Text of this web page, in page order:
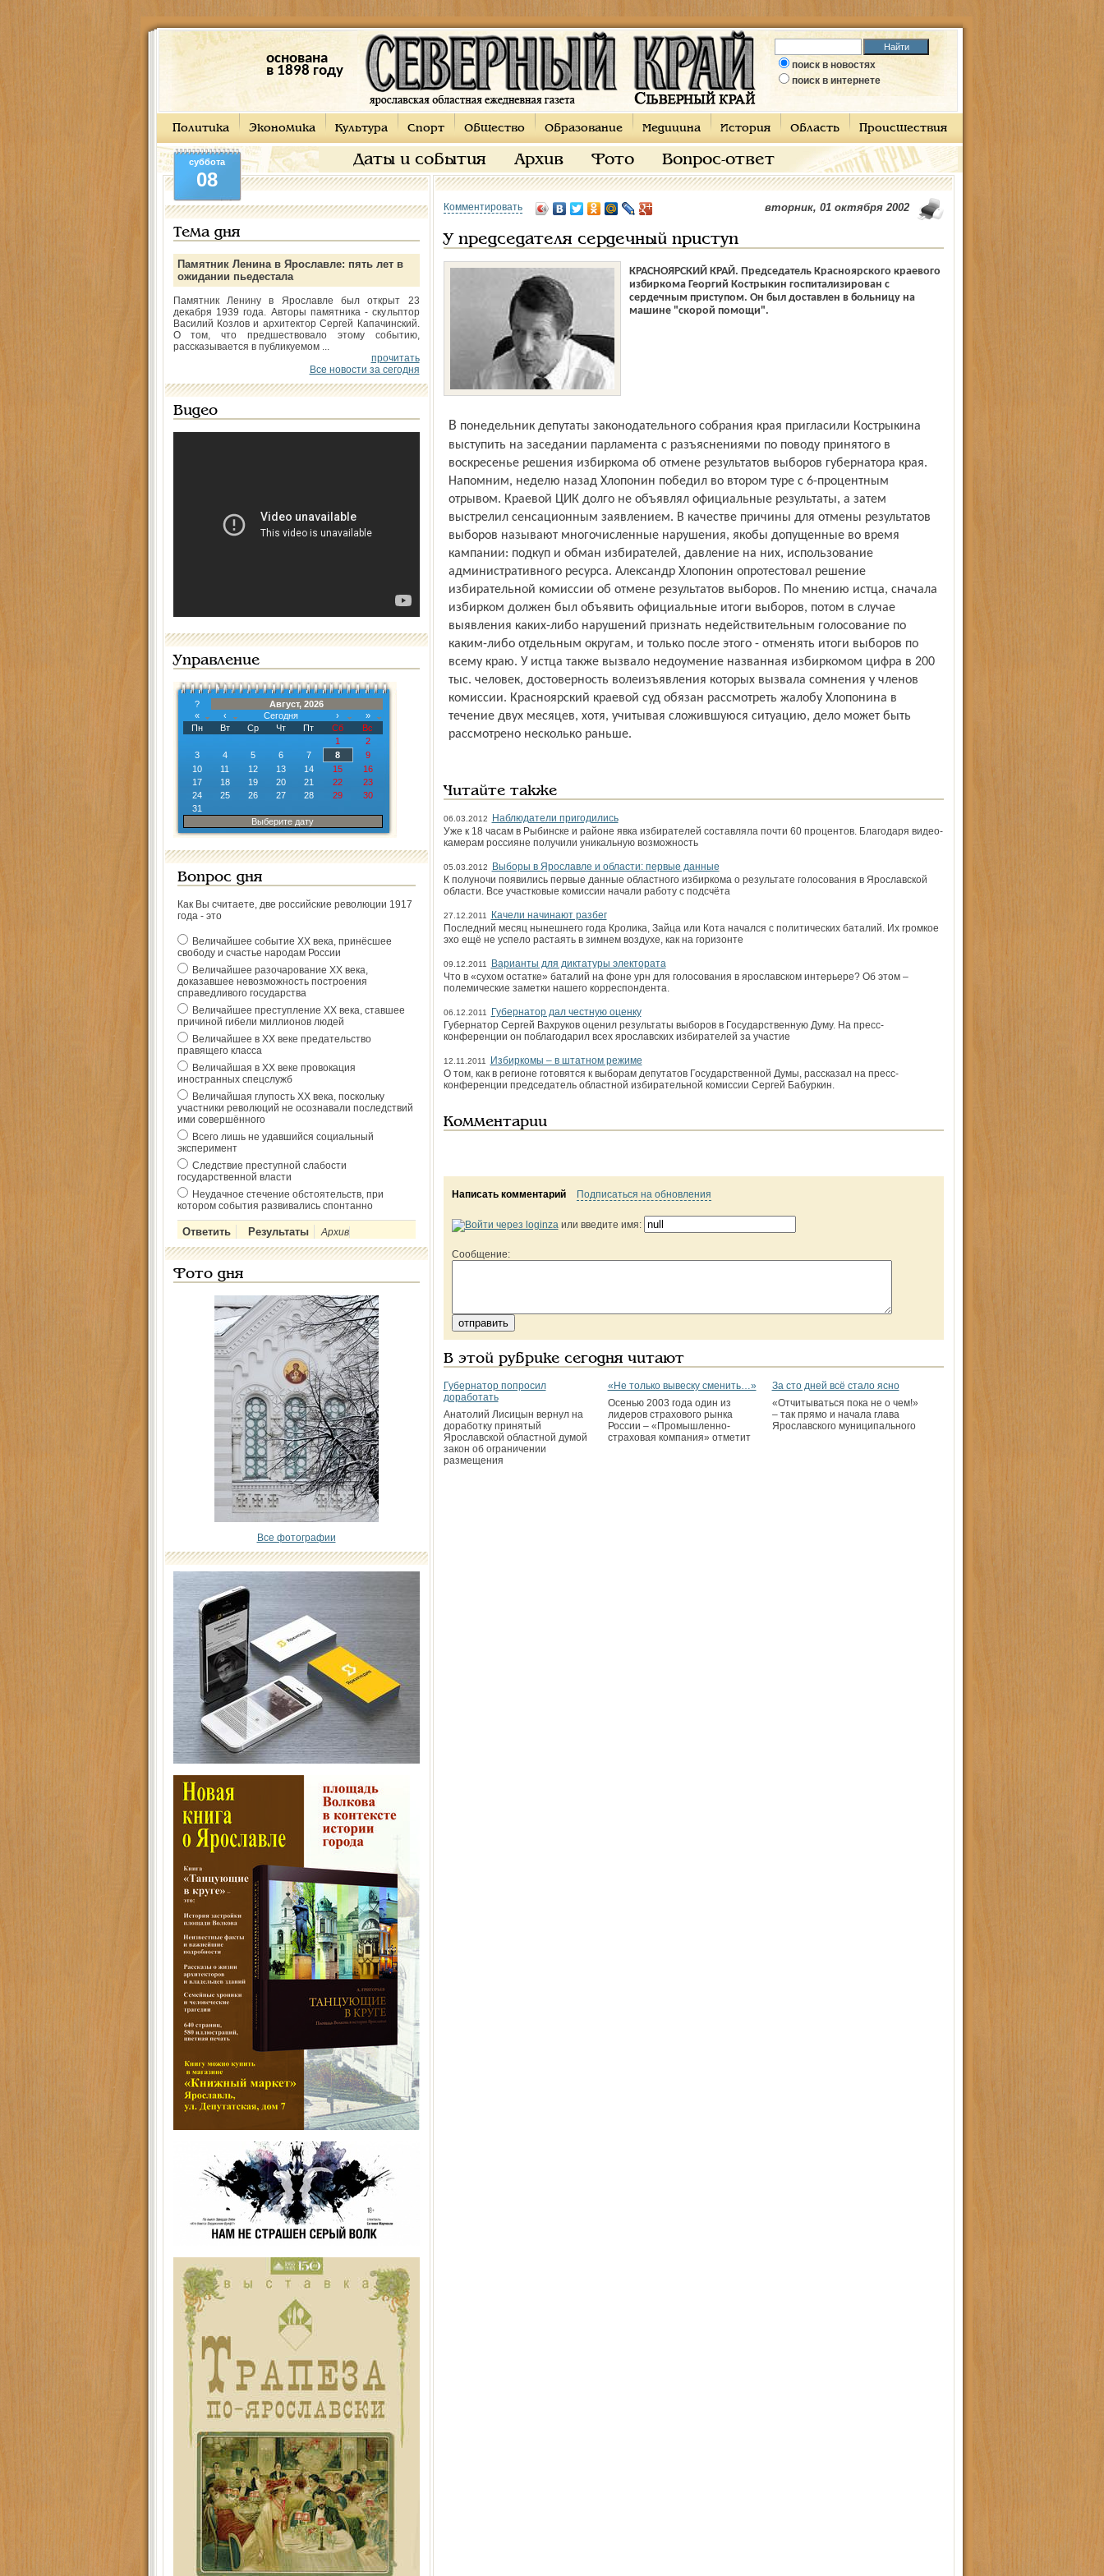
основана
в 1898 году
поиск в новостях
поиск в интернете
Политика Экономика Культура Спорт Общество Образование Медицина История Область Происшествия
Даты и события Архив Фото Вопрос-ответ
суббота
08
Тема дня
Памятник Ленина в Ярославле: пять лет в
ожидании пьедестала
Памятник Ленину в Ярославле был открыт 23
декабря 1939 года. Авторы памятника - скульптор
Василий Козлов и архитектор Сергей Капачинский.
О том, что предшествовало этому событию,
рассказывается в публикуемом ...
прочитать
Все новости за сегодня
Видео
Управление
?
Август, 2026
«
‹ Сегодня ›
»
Пн
Вт Ср Чт Пт Сб
Вс
1
2
3
4 5 6 7 8
9
10
11 12 13 14 15
16
17
18 19 20 21 22
23
24
25 26 27 28 29
30
31
Выберите дату
Вопрос дня
Как Вы считаете, две российские революции 1917
года - это
Величайшее событие ХХ века, принёсшее
свободу и счастье народам России
Величайшее разочарование ХХ века,
доказавшее невозможность построения
справедливого государства
Величайшее преступление ХХ века, ставшее
причиной гибели миллионов людей
Величайшее в ХХ веке предательство
правящего класса
Величайшая в ХХ веке провокация
иностранных спецслужб
Величайшая глупость ХХ века, поскольку
участники революций не осознавали последствий
ими совершённого
Всего лишь не удавшийся социальный
эксперимент
Следствие преступной слабости
государственной власти
Неудачное стечение обстоятельств, при
котором события развивались спонтанно
Архив
Фото дня
Все фотографии
Комментировать вторник, 01 октября 2002
У председателя сердечный приступ
КРАСНОЯРСКИЙ КРАЙ. Председатель Красноярского краевого
избиркома Георгий Кострыкин госпитализирован с
сердечным приступом. Он был доставлен в больницу на
машине "скорой помощи".
В понедельник депутаты законодательного собрания края пригласили Кострыкина
выступить на заседании парламента с разъяснениями по поводу принятого в
воскресенье решения избиркома об отмене результатов выборов губернатора края.
Напомним, неделю назад Хлопонин победил во втором туре с 6-процентным
отрывом. Краевой ЦИК долго не объявлял официальные результаты, а затем
выстрелил сенсационным заявлением. В качестве причины для отмены результатов
выборов называют многочисленные нарушения, якобы допущенные во время
кампании: подкуп и обман избирателей, давление на них, использование
административного ресурса. Александр Хлопонин опротестовал решение
избирательной комиссии об отмене результатов выборов. По мнению истца, сначала
избирком должен был объявить официальные итоги выборов, потом в случае
выявления каких-либо нарушений признать недействительным голосование по
каким-либо отдельным округам, и только после этого - отменять итоги выборов по
всему краю. У истца также вызвало недоумение названная избиркомом цифра в 200
тыс. человек, достоверность волеизъявления которых вызвала сомнения у членов
комиссии. Красноярский краевой суд обязан рассмотреть жалобу Хлопонина в
течение двух месяцев, хотя, учитывая сложившуюся ситуацию, дело может быть
рассмотрено несколько раньше.
Читайте также
06.03.2012
Наблюдатели пригодились
Уже к 18 часам в Рыбин­ске и районе явка избирателей составляла почти 60 процентов. Благодаря видео­
камерам россияне получили уникальную возможность
05.03.2012
Выборы в Ярославле и области: первые данные
К полуночи появились первые данные областного избиркома о результате голосования в Ярославской
области. Все участковые комиссии начали работу с подсчёта
27.12.2011
Качели начинают разбег
Последний месяц нынешнего года Кролика, Зайца или Кота начался с политических баталий. Их громкое
эхо ещё не успело растаять в зимнем воздухе, как на горизонте
09.12.2011
Варианты для диктатуры электората
Что в «сухом остатке» баталий на фоне урн для голосования в ярославском интерьере? Об этом –
полемические заметки нашего корреспондента.
06.12.2011
Губернатор дал честную оценку
Губернатор Сергей Вахруков оценил результаты выборов в Государственную Думу. На пресс-
конференции он поблагодарил всех ярославских избирателей за участие
12.11.2011
Избиркомы – в штатном режиме
О том, как в регионе готовятся к выборам депутатов Государственной Думы, рассказал на пресс-
конференции председатель областной избирательной комиссии Сергей Бабуркин.
Комментарии
Написать комментарий Подписаться на обновления
или введите имя:
Сообщение:
В этой рубрике сегодня читают
Губернатор попросил
доработать
Анатолий Лисицын вернул на
доработку принятый
Ярославской областной думой
закон об ограничении
размещения
«Не только вывеску сменить…»
Осенью 2003 года один из
лидеров страхового рынка
России – «Промышленно-
страховая компания» отметит
За сто дней всё стало ясно
«Отчитываться пока не о чем!»
– так прямо и начала глава
Ярославского муниципального